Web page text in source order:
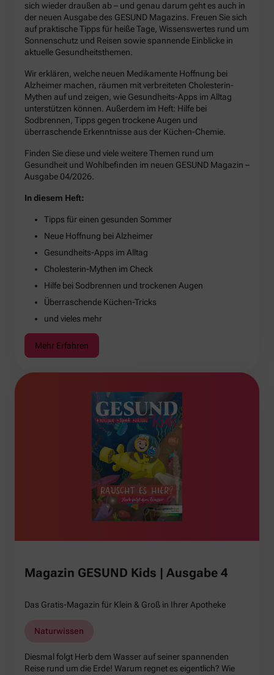
sich wieder draußen ab – und genau darum geht es auch in
der neuen Ausgabe des GESUND Magazins. Freuen Sie sich
auf praktische Tipps für heiße Tage, Wissenswertes rund um
Sonnenschutz und Reisen sowie spannende Einblicke in
aktuelle Gesundheitsthemen.
Wir erklären, welche neuen Medikamente Hoffnung bei
Alzheimer machen, räumen mit verbreiteten Cholesterin-
Mythen auf und zeigen, wie Gesundheits-Apps im Alltag
unterstützen können. Außerdem im Heft: Hilfe bei
Sodbrennen, Tipps gegen trockene Augen und
überraschende Erkenntnisse aus der Küchen-Chemie.
Finden Sie diese und viele weitere Themen rund um
Gesundheit und Wohlbefinden im neuen GESUND Magazin –
Ausgabe 04/2026.
In diesem Heft:
Tipps für einen gesunden Sommer
Neue Hoffnung bei Alzheimer
Gesundheits-Apps im Alltag
Cholesterin-Mythen im Check
Hilfe bei Sodbrennen und trockenen Augen
Überraschende Küchen-Tricks
und vieles mehr
Mehr Erfahren
Magazin GESUND Kids | Ausgabe 4
Das Gratis-Magazin für Klein & Groß in Ihrer Apotheke
Naturwissen
Diesmal folgt Herb dem Wasser auf seiner spannenden
Reise rund um die Erde! Warum regnet es eigentlich? Wie